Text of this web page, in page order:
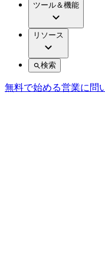
ツール＆機能
リソース
検索
無料で始める営業に問